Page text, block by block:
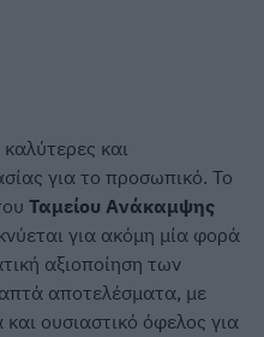
και
για το προσωπικό. Το
Ταμείου Ανάκαμψης
για ακόμη μία φορά
αξιοποίηση των
αποτελέσματα, με
ουσιαστικό όφελος για